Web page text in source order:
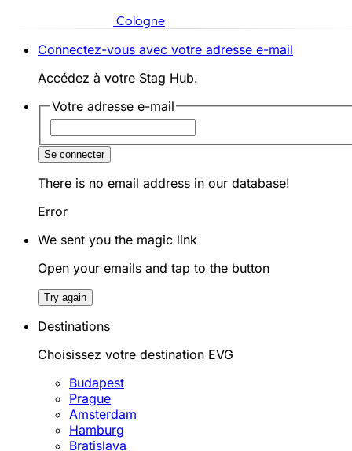
Cologne
Connectez-vous avec votre adresse e-mail
Accédez à votre Stag Hub.
Votre adresse e-mail
Se connecter
There is no email address in our database!
Error
We sent you the magic link
Open your emails and tap to the button
Try again
Destinations
Choisissez votre destination EVG
Budapest
Prague
Amsterdam
Hamburg
Bratislava